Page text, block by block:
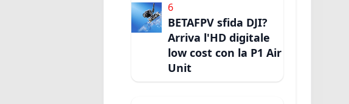
6
BETAFPV sfida DJI?
Arriva l'HD digitale
low cost con la P1 Air
Unit